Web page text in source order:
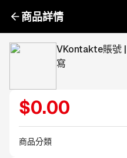
商品詳情
VKontakte賬號
寫
$0.00
商品分類